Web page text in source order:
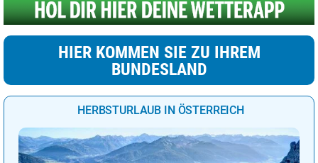
HIER KOMMEN SIE ZU IHREM
BUNDESLAND
HERBSTURLAUB IN ÖSTERREICH